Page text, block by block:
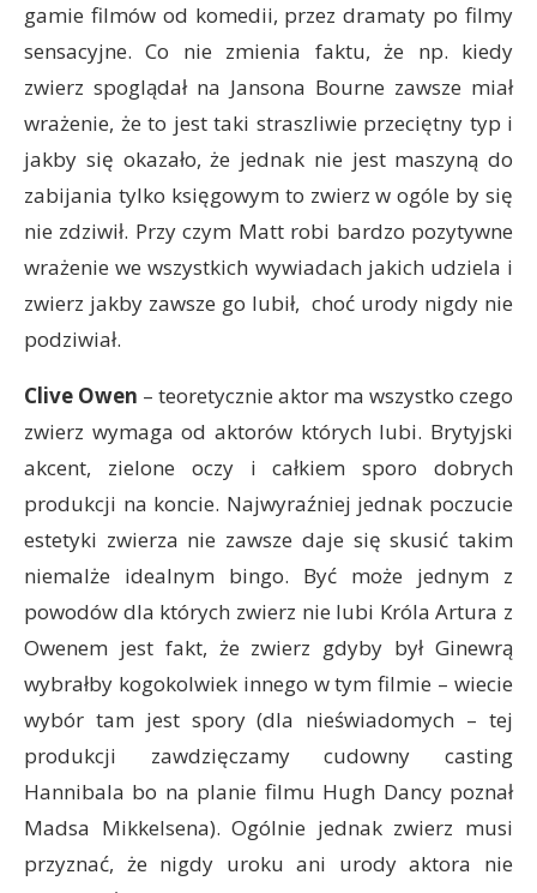
gamie filmów od komedii, przez dramaty po filmy
sensacyjne. Co nie zmienia faktu, że np. kiedy
zwierz spoglądał na Jansona Bourne zawsze miał
wrażenie, że to jest taki straszliwie przeciętny typ i
jakby się okazało, że jednak nie jest maszyną do
zabijania tylko księgowym to zwierz w ogóle by się
nie zdziwił. Przy czym Matt robi bardzo pozytywne
wrażenie we wszystkich wywiadach jakich udziela i
zwierz jakby zawsze go lubił, choć urody nigdy nie
podziwiał.
Clive Owen – teoretycznie aktor ma wszystko czego
zwierz wymaga od aktorów których lubi. Brytyjski
akcent, zielone oczy i całkiem sporo dobrych
produkcji na koncie. Najwyraźniej jednak poczucie
estetyki zwierza nie zawsze daje się skusić takim
niemalże idealnym bingo. Być może jednym z
powodów dla których zwierz nie lubi Króla Artura z
Owenem jest fakt, że zwierz gdyby był Ginewrą
wybrałby kogokolwiek innego w tym filmie – wiecie
wybór tam jest spory (dla nieświadomych – tej
produkcji zawdzięczamy cudowny casting
Hannibala bo na planie filmu Hugh Dancy poznał
Madsa Mikkelsena). Ogólnie jednak zwierz musi
przyznać, że nigdy uroku ani urody aktora nie